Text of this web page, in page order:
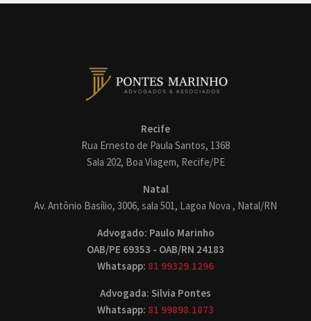
Recife
Rua Ernesto de Paula Santos, 1368
Sala 202, Boa Viagem, Recife/PE
Natal
Av. Antônio Basílio, 3006, sala 501, Lagoa Nova , Natal/RN
Advogado: Paulo Marinho
OAB/PE 69353 - OAB/RN 24183
Whatsapp: 81 99329.1296
Advogada: Silvia Pontes
Whatsapp: 81 99898.1873